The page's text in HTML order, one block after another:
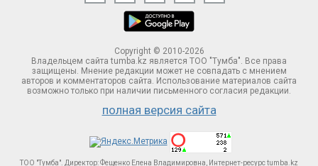
Copyright © 2010-2026
Владельцем сайта tumba.kz является ТОО "Тумба". Все права
защищены. Мнение редакции может не совпадать с мнением
авторов и комментаторов сайта. Использование материалов сайта
возможно только при наличии письменного согласия редакции.
полная версия сайта
ТОО "Тумба". Директор: Фещенко Елена Владимировна, Интернет-ресурс tumba.kz